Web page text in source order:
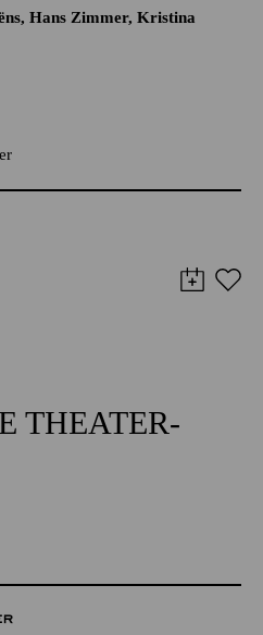
Hans Zimmer, Kristina
THEATER­